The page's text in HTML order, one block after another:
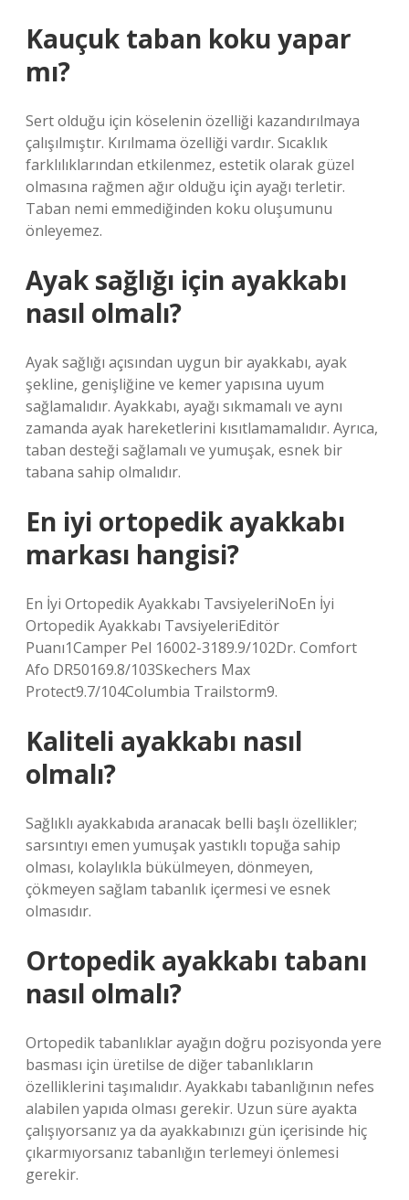
Kauçuk taban koku yapar
mı?
Sert olduğu için köselenin özelliği kazandırılmaya
çalışılmıştır. Kırılmama özelliği vardır. Sıcaklık
farklılıklarından etkilenmez, estetik olarak güzel
olmasına rağmen ağır olduğu için ayağı terletir.
Taban nemi emmediğinden koku oluşumunu
önleyemez.
Ayak sağlığı için ayakkabı
nasıl olmalı?
Ayak sağlığı açısından uygun bir ayakkabı, ayak
şekline, genişliğine ve kemer yapısına uyum
sağlamalıdır. Ayakkabı, ayağı sıkmamalı ve aynı
zamanda ayak hareketlerini kısıtlamamalıdır. Ayrıca,
taban desteği sağlamalı ve yumuşak, esnek bir
tabana sahip olmalıdır.
En iyi ortopedik ayakkabı
markası hangisi?
En İyi Ortopedik Ayakkabı TavsiyeleriNoEn İyi
Ortopedik Ayakkabı TavsiyeleriEditör
Puanı1Camper Pel 16002-3189.9/102Dr. Comfort
Afo DR50169.8/103Skechers Max
Protect9.7/104Columbia Trailstorm9.
Kaliteli ayakkabı nasıl
olmalı?
Sağlıklı ayakkabıda aranacak belli başlı özellikler;
sarsıntıyı emen yumuşak yastıklı topuğa sahip
olması, kolaylıkla bükülmeyen, dönmeyen,
çökmeyen sağlam tabanlık içermesi ve esnek
olmasıdır.
Ortopedik ayakkabı tabanı
nasıl olmalı?
Ortopedik tabanlıklar ayağın doğru pozisyonda yere
basması için üretilse de diğer tabanlıkların
özelliklerini taşımalıdır. Ayakkabı tabanlığının nefes
alabilen yapıda olması gerekir. Uzun süre ayakta
çalışıyorsanız ya da ayakkabınızı gün içerisinde hiç
çıkarmıyorsanız tabanlığın terlemeyi önlemesi
gerekir.